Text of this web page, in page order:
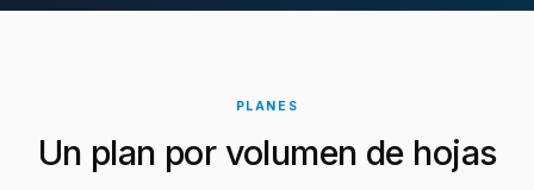
PLANES
Un plan por volumen de hojas